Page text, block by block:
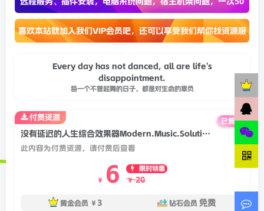
喜欢本站就加入我们VIP会员吧，还可以享受我们帮你找资源服
Every day has not danced, all are life's
disappointment.
每一个不曾起舞的日子，都是对生命的辜负
没有延迟的人生综合效果器Modern.Music.Solutions.Gammocal.Suite.v1.0.6.Incl.Keys.WiN-BUBBiX
此内容为付费资源，请付费后查看
￥ 6 限时特惠
￥ 20
黄金会员 ￥ 3 钻石会员 免费
付费资源 已售 24